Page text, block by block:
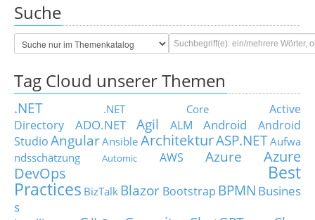
Suche
Tag Cloud unserer Themen
.NET .NET Core
Active
Directory
ADO.NET Agil ALM Android
Android
StudioAngularAnsible ArchitekturASP.NETAufwa
ndsschätzung
Automic AWS Azure
Azure
DevOps
Best
Practices BizTalk Blazor Bootstrap BPMN Busines
s